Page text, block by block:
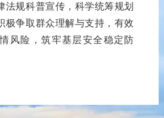
法规科普宣传 ， 科学统筹规划
极争取群众理解与支持， 有效
风险 ，筑牢基层安全稳定防